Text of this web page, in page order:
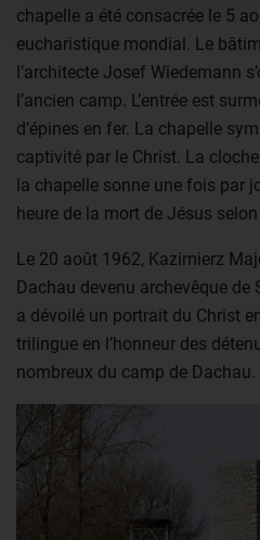
chapelle a été consacrée le 5
eucharistique mondial. Le
l’architecte Josef Wiedemann
l’ancien camp. L’entrée est
d’épines en fer. La chapelle
captivité par le Christ. La
la chapelle sonne une fois par
heure de la mort de Jésus
Le 20 août 1962, Kazimierz
Dachau devenu archevêque
a dévoilé un portrait du Christ
trilingue en l’honneur des
nombreux du camp de Dachau.